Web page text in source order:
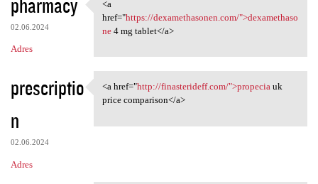
02.06.2024
Adres
<a href="https:/
<a
href="https://dexamethasonen.com/">dexamethaso
ne4 mg tablet</a>
prescriptio
n
02.06.2024
Adres
<a href="http://finasterideff
<a href="http://finasterideff.com/">propeciauk
price comparison</a>